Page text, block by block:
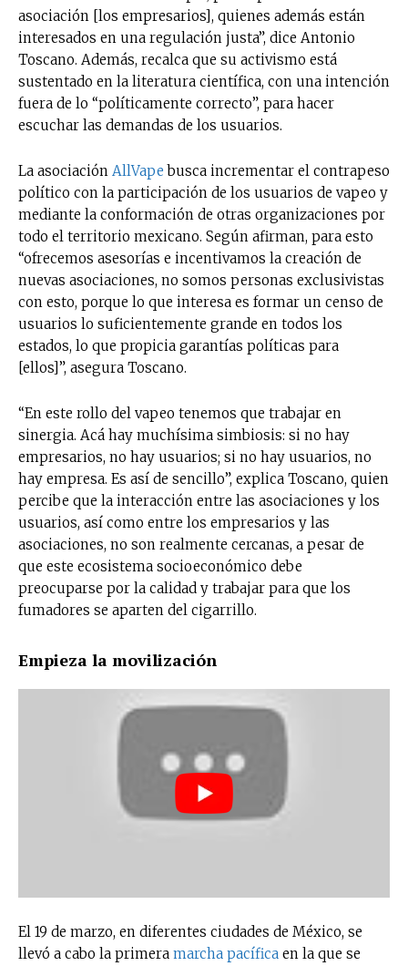
asociación [los empresarios], quienes además están
interesados en una regulación justa”, dice Antonio
Toscano. Además, recalca que su activismo está
sustentado en la literatura científica, con una intención
fuera de lo “políticamente correcto”, para hacer
escuchar las demandas de los usuarios.
La asociación AllVape busca incrementar el contrapeso
político con la participación de los usuarios de vapeo y
mediante la conformación de otras organizaciones por
todo el territorio mexicano. Según afirman, para esto
“ofrecemos asesorías e incentivamos la creación de
nuevas asociaciones, no somos personas exclusivistas
con esto, porque lo que interesa es formar un censo de
usuarios lo suficientemente grande en todos los
estados, lo que propicia garantías políticas para
[ellos]”, asegura Toscano.
“En este rollo del vapeo tenemos que trabajar en
sinergia. Acá hay muchísima simbiosis: si no hay
empresarios, no hay usuarios; si no hay usuarios, no
hay empresa. Es así de sencillo”, explica Toscano, quien
percibe que la interacción entre las asociaciones y los
usuarios, así como entre los empresarios y las
asociaciones, no son realmente cercanas, a pesar de
que este ecosistema socioeconómico debe
preocuparse por la calidad y trabajar para que los
fumadores se aparten del cigarrillo.
Empieza la movilización
El 19 de marzo, en diferentes ciudades de México, se
llevó a cabo la primera marcha pacífica en la que se